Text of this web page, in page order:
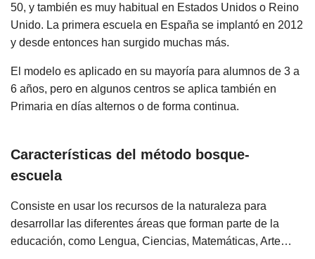
50, y también es muy habitual en Estados Unidos o Reino
Unido. La primera escuela en España se implantó en 2012
y desde entonces han surgido muchas más.
El modelo es aplicado en su mayoría para alumnos de 3 a
6 años, pero en algunos centros se aplica también en
Primaria en días alternos o de forma continua.
Características del método bosque-
escuela
Consiste en usar los recursos de la naturaleza para
desarrollar las diferentes áreas que forman parte de la
educación, como Lengua, Ciencias, Matemáticas, Arte…